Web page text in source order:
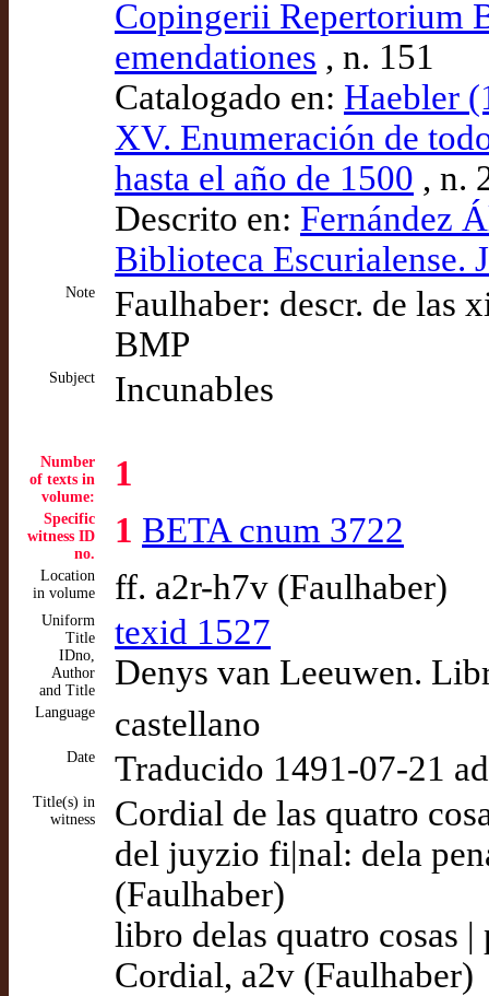
Copingerii Repertorium
emendationes , n. 151
Catalogado en: Haebler
XV. Enumeración de
hasta el año de 1500 , n.
Descrito en: Fernández
Biblioteca Escurialense.
Note
Faulhaber: descr. de las
BMP
Subject Incunables
Number
of texts in
volume:
1
Specific
witness ID
no.
1 BETA cnum 3722
Location
in volume
ff. a2r-h7v (Faulhaber)
Uniform
Title
IDno,
Author
and Title
texid 1527
Denys van Leeuwen.
Language castellano
Date Traducido 1491-07-21
Title(s) in
witness
Cordial de las quatro
del juyzio fi|nal: dela
(Faulhaber)
libro delas quatro cosas
Cordial, a2v (Faulhaber)